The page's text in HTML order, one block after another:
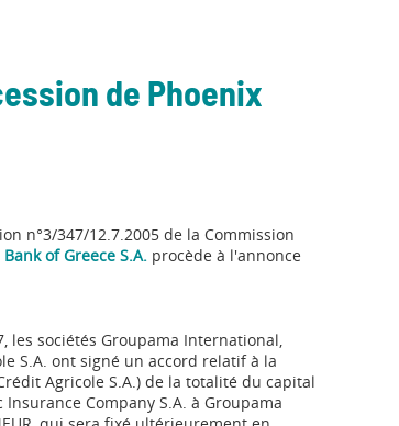
de Phoenix
n°3/347/12.7.2005 de la Commission
of Greece S.A.procède à l'annonce
les sociétés Groupama International,
S.A. ont signé un accord relatif à la
Agricole S.A.) de la totalité du capital
Company S.A. à Groupama